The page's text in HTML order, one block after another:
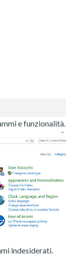
e funzionalità.
indesiderati.